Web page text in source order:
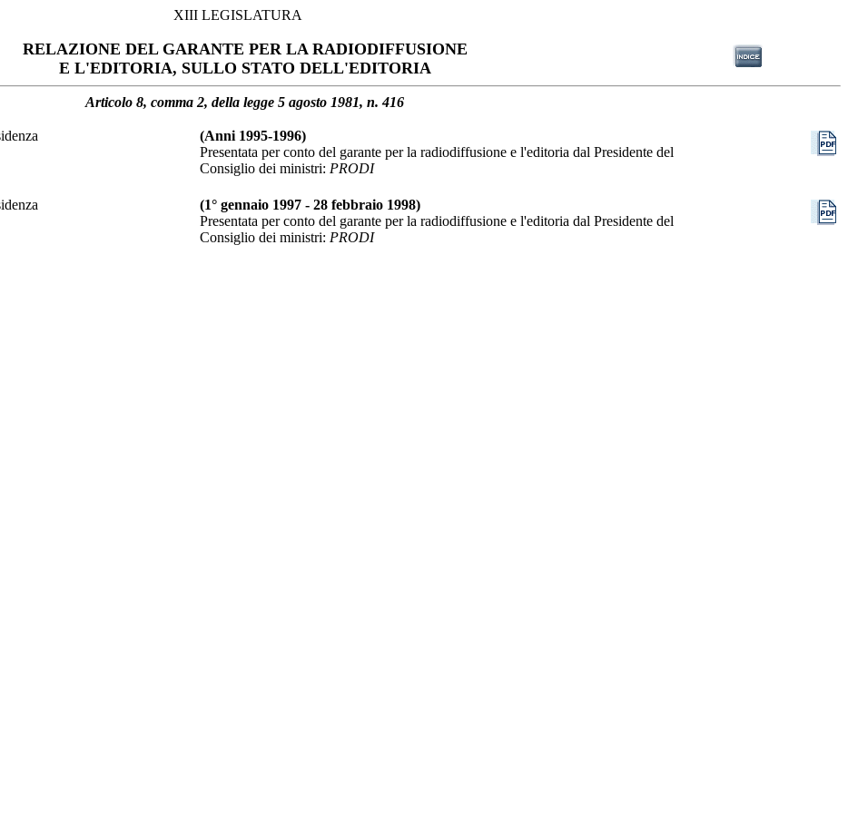
XIII LEGISLATURA
RELAZIONE DEL GARANTE PER LA RADIODIFFUSIONE
E L'EDITORIA, SULLO STATO DELL'EDITORIA
Articolo 8, comma 2, della legge 5 agosto 1981, n. 416
(Anni 1995-1996)
Presentata per conto del garante per la radiodiffusione e l'editoria dal Presidente del
Consiglio dei ministri: PRODI
(1° gennaio 1997 - 28 febbraio 1998)
Presentata per conto del garante per la radiodiffusione e l'editoria dal Presidente del
Consiglio dei ministri: PRODI